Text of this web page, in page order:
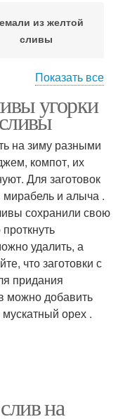
из желтой
сливы
сливы
сливы
соусы
из кислых слив
Показать все
угорки
на зиму разными
компот, их
Для заготовок
мирабель и алыча .
сохранили свою
удалить, а
что заготовки с
придания
можно добавить
орех .
на